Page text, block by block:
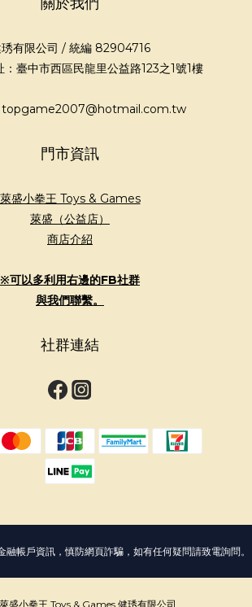
有限公司 / 統編 82904716
：臺中市西區民龍里公益路123之1號1樓
topgame2007@hotmail.com.tw
門市資訊
萊盛小拳王 Toys & Games
萊盛（公益店）
商店介紹
※可以多利用右邊的FB社群
與我們聯繫。
社群連結
融帳戶資訊，慎防網頁詐騙，如有任何疑問請致電詢問。
盛小拳王 Toys & Games 健琇有限公司